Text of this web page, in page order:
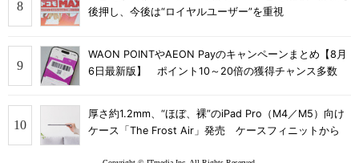
後押し、今後は“ロイヤルユーザー”を重視
WAON POINTやAEON Payのキャンペーンまとめ【8月
6日最新版】 ポイント10～20倍の獲得チャンス多数
厚さ約1.2mm、“ほぼ、裸”のiPad Pro（M4／M5）向け
ケース「The Frost Air」発売 ケースフィニットから